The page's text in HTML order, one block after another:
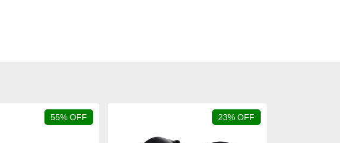
55% OFF 23% OFF